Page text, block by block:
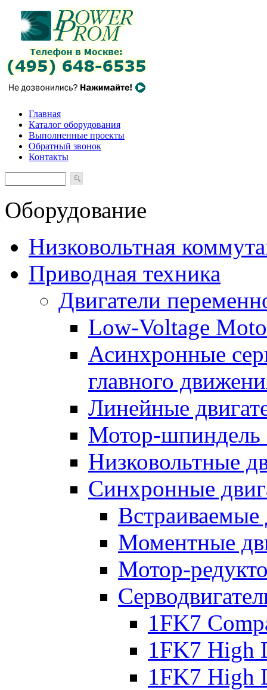
Главная
Каталог оборудования
Выполненные проекты
Обратный звонок
Контакты
Оборудование
Низковольтная
Приводная техника
Двигатели
Low-Voltage
Асинхронные
главного
Линейные
Мотор-шпиндель
Низковольтные
Синхронные
Встраиваемые
Моментные
Мотор-
1FK7
1FK7 High
1FK7 High